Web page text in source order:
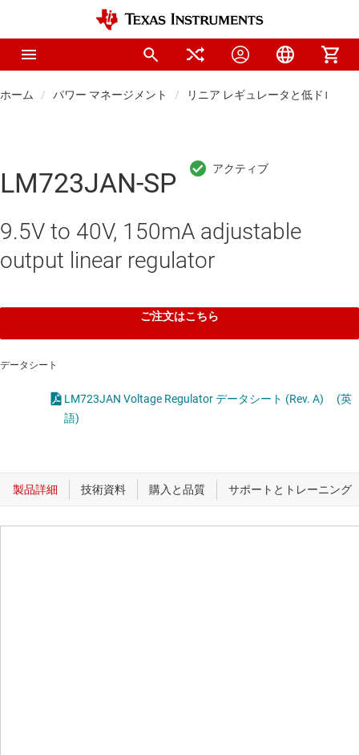
ホーム パワー マネージメント リニア レギュレータと低ドロッ
LM723JAN-SP
9.5V to 40V, 150mA adjustable
output linear regulator
ご注文はこちら
データシート
LM723JAN Voltage Regulator データシート (Rev. A)
(英
語)